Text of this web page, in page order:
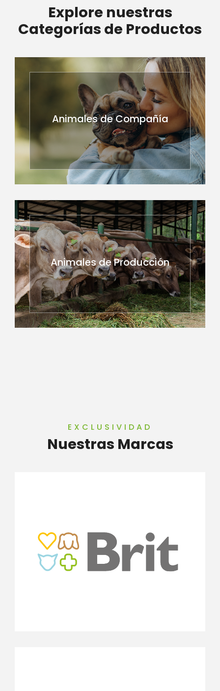
Explore nuestras
Categorías de Productos
Animales de Compañía
Animales de Producción
EXCLUSIVIDAD
Nuestras Marcas